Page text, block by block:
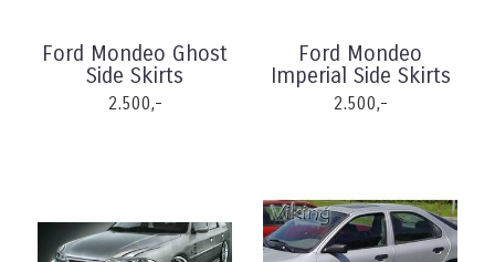
Ford Mondeo Ghost
Side Skirts
2.500,-
Ford Mondeo
Imperial Side Skirts
2.500,-